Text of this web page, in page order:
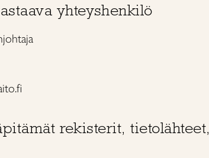
yhteyshenkilö
rekisterit,